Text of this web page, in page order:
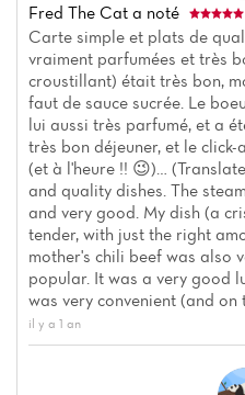
Fred The Cat a noté
Carte simple et plats de
vraiment parfumées et très
croustillant) était très bon,
faut de sauce sucrée. Le
lui aussi très parfumé, et a
très bon déjeuner, et le
(et à l'heure !! 😉)…
and quality dishes. The
and very good. My dish (a
tender, with just the right
mother's chili beef was also
popular. It was a very good
was very convenient (and on
il y a 1 an